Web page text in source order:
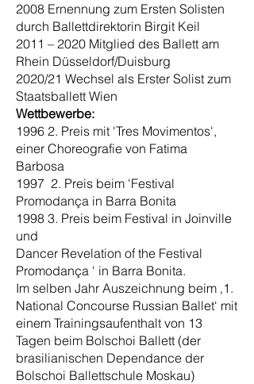
2008 Ernennung zum Ersten Solisten
durch Ballettdirektorin Birgit Keil
2011 – 2020 Mitglied des Ballett am
Rhein Düsseldorf/Duisburg
2020/21 Wechsel als Erster Solist zum
Staatsballett Wien
Wettbewerbe:
1996 2. Preis mit 'Tres Movimentos',
einer Choreografie von Fatima
Barbosa
1997 2. Preis beim 'Festival
Promodança in Barra Bonita
1998 3. Preis beim Festival in Joinville
und
Dancer Revelation of the Festival
Promodança ' in Barra Bonita.
Im selben Jahr Auszeichnung beim ‚1.
National Concourse Russian Ballet‘ mit
einem Trainingsaufenthalt von 13
Tagen beim Bolschoi Ballett (der
brasilianischen Dependance der
Bolschoi Ballettschule Moskau)